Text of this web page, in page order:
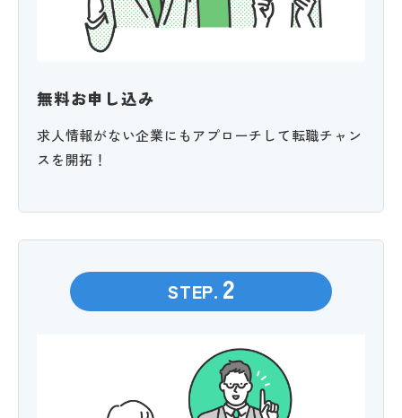
無料お申し込み
求人情報がない企業にもアプローチして転職チャン
スを開拓！
STEP. 2